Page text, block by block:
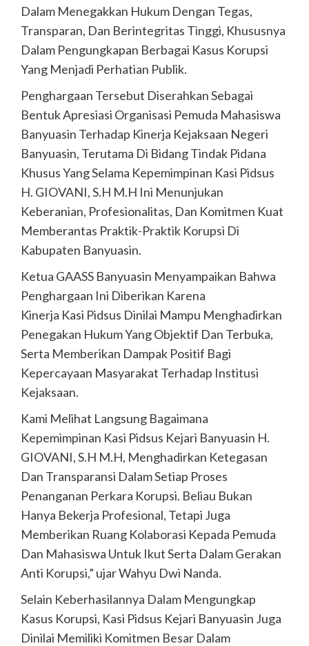
Dalam Menegakkan Hukum Dengan Tegas,
Transparan, Dan Berintegritas Tinggi, Khususnya
Dalam Pengungkapan Berbagai Kasus Korupsi
Yang Menjadi Perhatian Publik.
Penghargaan Tersebut Diserahkan Sebagai
Bentuk Apresiasi Organisasi Pemuda Mahasiswa
Banyuasin Terhadap Kinerja Kejaksaan Negeri
Banyuasin, Terutama Di Bidang Tindak Pidana
Khusus Yang Selama Kepemimpinan Kasi Pidsus
H. GIOVANI, S.H M.H Ini Menunjukan
Keberanian, Profesionalitas, Dan Komitmen Kuat
Memberantas Praktik-Praktik Korupsi Di
Kabupaten Banyuasin.
Ketua GAASS Banyuasin Menyampaikan Bahwa
Penghargaan Ini Diberikan Karena
Kinerja Kasi Pidsus Dinilai Mampu Menghadirkan
Penegakan Hukum Yang Objektif Dan Terbuka,
Serta Memberikan Dampak Positif Bagi
Kepercayaan Masyarakat Terhadap Institusi
Kejaksaan.
Kami Melihat Langsung Bagaimana
Kepemimpinan Kasi Pidsus Kejari Banyuasin H.
GIOVANI, S.H M.H, Menghadirkan Ketegasan
Dan Transparansi Dalam Setiap Proses
Penanganan Perkara Korupsi. Beliau Bukan
Hanya Bekerja Profesional, Tetapi Juga
Memberikan Ruang Kolaborasi Kepada Pemuda
Dan Mahasiswa Untuk Ikut Serta Dalam Gerakan
Anti Korupsi,” ujar Wahyu Dwi Nanda.
Selain Keberhasilannya Dalam Mengungkap
Kasus Korupsi, Kasi Pidsus Kejari Banyuasin Juga
Dinilai Memiliki Komitmen Besar Dalam